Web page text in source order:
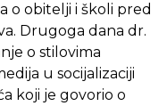
o obitelji i školi pred
Drugoga dana dr.
o stilovima
u socijalizaciji
koji je govorio o